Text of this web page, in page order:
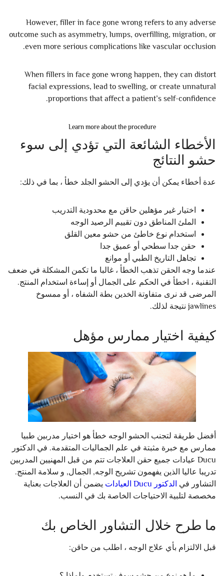
However, filler in face gone wrong refers to any adverse
outcome such as asymmetry, lumps, overfilling, migration, or
even more serious complications like vascular occlusion.
When fillers in face gone wrong happen, they can distort
facial expressions, lead to swelling, or create unnatural
proportions that affect a patient’s self-confidence.
Learn more about the procedure
الأخطاء الشائعة التي تؤدي إلى سوء
حشو النتائج
عدة أخطاء يمكن أن يؤدي إلى الحشو الجلد خطأ ، بما في ذلك:
اختيار غير مؤهلين حاقن مع محدودية التدريب
الملئ المناطق دون تقييم الرصيد الوجه
استخدام نوع خاطئ من حشو معين القلق
حقن جدا سطحي أو عميق جدا
تجاهل التاريخ الطبي أو موانع
عندما وجه الحقن تذهب الخطأ ، غالبا ما تكمن المشكلة في ضعف
التقنية ، اخطأ في الحكم على الجمال أو إساءة استخدام المنتج.
المرضى قد نرى متفاوتة الخدين بطة الشفاه ، أو ممسوخ
jawlines نتيجة لذلك.
كيفية اختيار ممارس مؤهل
أفضل طريقة لتجنب الحشو الوجه خطأ هو اختيار مدربين طبيا
ممارس مع خبرة مثبتة في علم الجماليات المتقدمة. في الدكتور
Ducu عيادات جميع حقن العلاجات تتم من قبل المهنيين المدربين
تدريبا عاليا الذين يفهمون تشريح الوجه, الجمال, و سلامة المنتج.
التشاور في الدكتور Ducu العيادات
يضمن أن العلاجات بعناية
مخصصة لتلبية الاحتياجات الخاصة بك في النسب.
ما طرح خلال التشاور الخاص بك
قبل الالتزام بأي علاج الوجه ، اطلب من حاقن: